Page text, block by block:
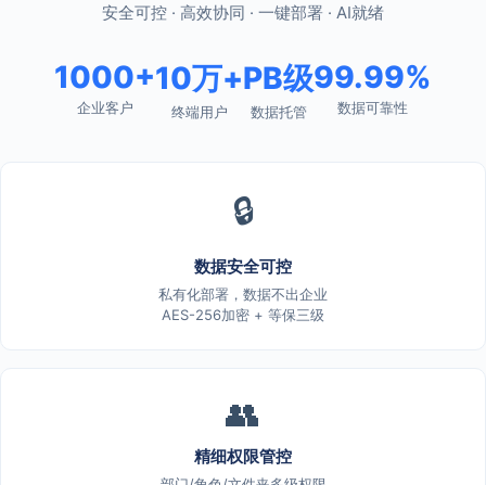
安全可控 · 高效协同 · 一键部署 · AI就绪
1000+
企业客户
10万+
终端用户
PB级
数据托管
99.99%
数据可靠性
🔒
数据安全可控
私有化部署，数据不出企业
AES-256加密 + 等保三级
👥
精细权限管控